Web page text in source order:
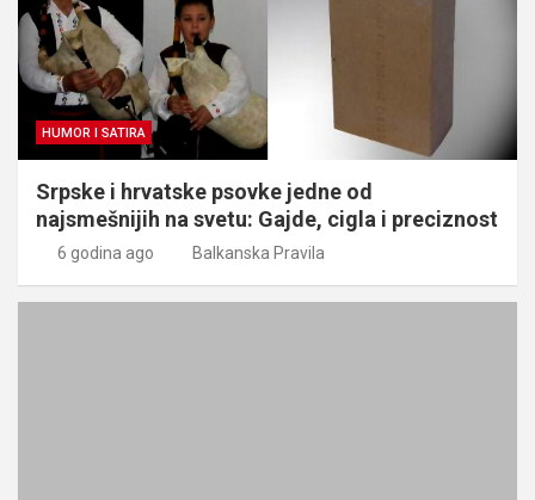
HUMOR I SATIRA
Srpske i hrvatske psovke jedne od
najsmešnijih na svetu: Gajde, cigla i preciznost
6 godina ago Balkanska Pravila